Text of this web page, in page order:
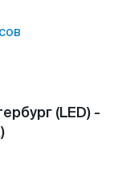
(LED) -